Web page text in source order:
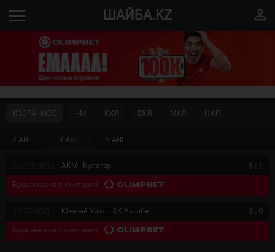
menu ШАЙБА.KZ perm_identity
7 АВГ. 8 АВГ. 9 АВГ.
ИЗБРАННОЕ ЧМ КХЛ ВХЛ МХЛ НХЛ
АКМ - Кулагер 6 : 1
Букмекерская компания
Южный Урал - ХК Актобе 3 : 0
Букмекерская компания